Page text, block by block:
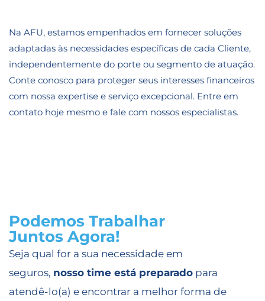
Na AFU, estamos empenhados em fornecer soluções
adaptadas às necessidades específicas de cada Cliente,
independentemente do porte ou segmento de atuação.
Conte conosco para proteger seus interesses financeiros
com nossa expertise e serviço excepcional. Entre em
contato hoje mesmo e fale com nossos especialistas.
Podemos Trabalhar
Juntos Agora!
Seja qual for a sua necessidade em
seguros, nosso time está preparado para
atendê-lo(a) e encontrar a melhor forma de